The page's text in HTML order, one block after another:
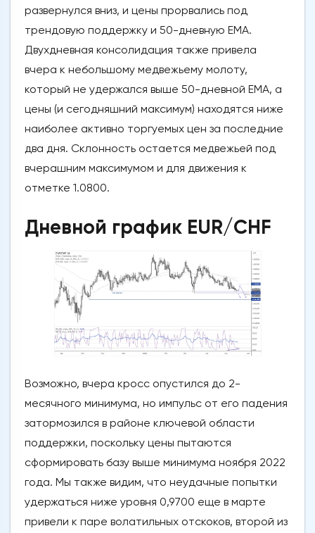
развернулся вниз, и цены прорвались под
трендовую поддержку и 50-дневную EMA.
Двухдневная консолидация также привела
вчера к небольшому медвежьему молоту,
который не удержался выше 50-дневной EMA, а
цены (и сегодняшний максимум) находятся ниже
наиболее активно торгуемых цен за последние
два дня. Склонность остается медвежьей под
вчерашним максимумом и для движения к
отметке 1.0800.
Дневной график EUR/CHF
Возможно, вчера кросс опустился до 2-
месячного минимума, но импульс от его падения
затормозился в районе ключевой области
поддержки, поскольку цены пытаются
сформировать базу выше минимума ноября 2022
года. Мы также видим, что неудачные попытки
удержаться ниже уровня 0,9700 еще в марте
привели к паре волатильных отскоков, второй из